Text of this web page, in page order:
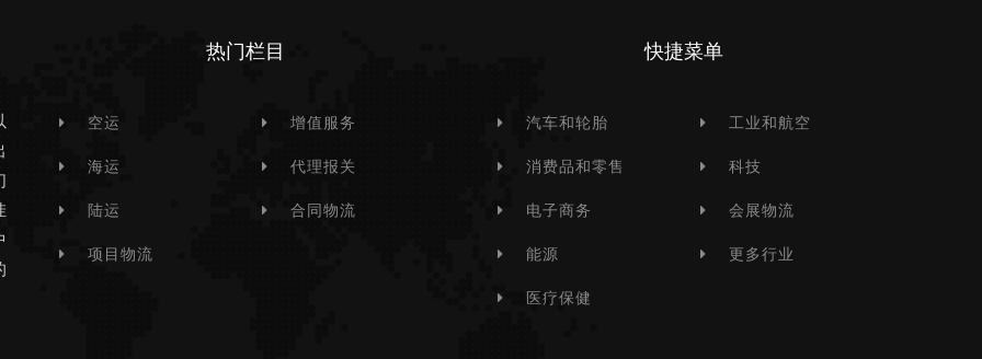
热门栏目
空运
海运
陆运
项目物流
增值服务
代理报关
合同物流
快捷菜单
汽车和轮胎
消费品和零售
电子商务
能源
医疗保健
工业和航空
科技
会展物流
更多行业